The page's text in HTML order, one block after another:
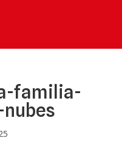
familia-